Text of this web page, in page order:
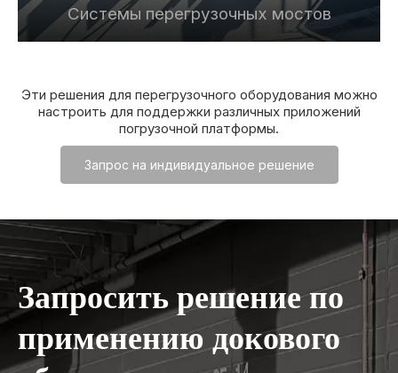
Системы перегрузочных мостов
Эти решения для перегрузочного оборудования можно
настроить для поддержки различных приложений
погрузочной платформы.
Запрос на индивидуальное решение
Запросить решение по
применению докового